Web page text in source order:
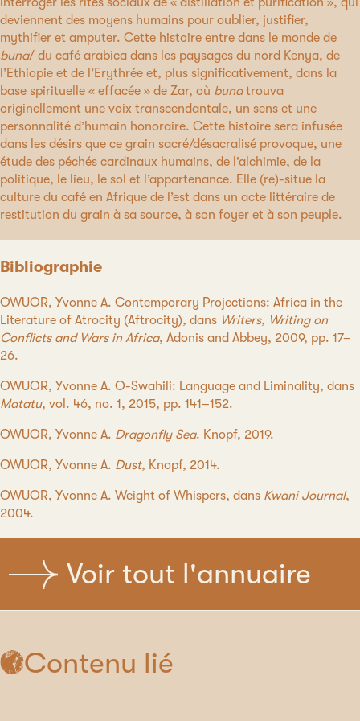
deviennent des moyens humains pour oublier, justifier,
mythifier et amputer. Cette histoire entre dans le monde de
buna/ du café arabica dans les paysages du nord Kenya, de
l’Ethiopie et de l’Erythrée et, plus significativement, dans la
base spirituelle « effacée » de Zar, où bunatrouva
originellement une voix transcendantale, un sens et une
personnalité d’humain honoraire. Cette histoire sera infusée
dans les désirs que ce grain sacré/désacralisé provoque, une
étude des péchés cardinaux humains, de l’alchimie, de la
politique, le lieu, le sol et l’appartenance. Elle (re)-situe la
culture du café en Afrique de l’est dans un acte littéraire de
restitution du grain à sa source, à son foyer et à son peuple.
Bibliographie
OWUOR, Yvonne A. Contemporary Projections: Africa in the
Literature of Atrocity (Aftrocity), dans Writers, Writing on
Conflicts and Wars in Africa, Adonis and Abbey, 2009, pp. 17–
26.
OWUOR, Yvonne A. O-Swahili: Language and Liminality, dans
Matatu, vol. 46, no. 1, 2015, pp. 141–152.
OWUOR, Yvonne A. Dragonfly Sea. Knopf, 2019.
OWUOR, Yvonne A. Dust, Knopf, 2014.
OWUOR, Yvonne A. Weight of Whispers, dans Kwani Journal,
2004.
Voir tout l'annuaire
Contenu lié